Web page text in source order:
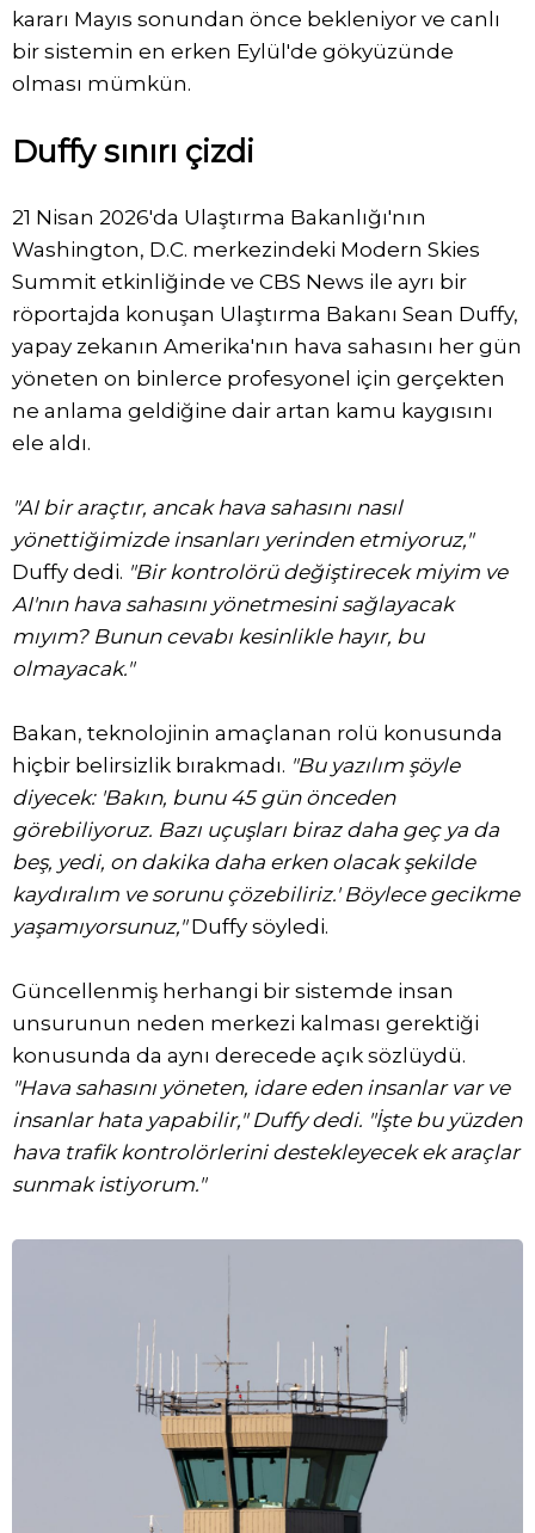
kararı Mayıs sonundan önce bekleniyor ve canlı
bir sistemin en erken Eylül'de gökyüzünde
olması mümkün.
Duffy sınırı çizdi
21 Nisan 2026'da Ulaştırma Bakanlığı'nın
Washington, D.C. merkezindeki Modern Skies
Summit etkinliğinde ve CBS News ile ayrı bir
röportajda konuşan Ulaştırma Bakanı Sean Duffy,
yapay zekanın Amerika'nın hava sahasını her gün
yöneten on binlerce profesyonel için gerçekten
ne anlama geldiğine dair artan kamu kaygısını
ele aldı.
"AI bir araçtır, ancak hava sahasını nasıl
yönettiğimizde insanları yerinden etmiyoruz,"
Duffy dedi. "Bir kontrolörü değiştirecek miyim ve
AI'nın hava sahasını yönetmesini sağlayacak
mıyım? Bunun cevabı kesinlikle hayır, bu
olmayacak."
Bakan, teknolojinin amaçlanan rolü konusunda
hiçbir belirsizlik bırakmadı. "Bu yazılım şöyle
diyecek: 'Bakın, bunu 45 gün önceden
görebiliyoruz. Bazı uçuşları biraz daha geç ya da
beş, yedi, on dakika daha erken olacak şekilde
kaydıralım ve sorunu çözebiliriz.' Böylece gecikme
yaşamıyorsunuz,"Duffy söyledi.
Güncellenmiş herhangi bir sistemde insan
unsurunun neden merkezi kalması gerektiği
konusunda da aynı derecede açık sözlüydü.
"Hava sahasını yöneten, idare eden insanlar var ve
insanlar hata yapabilir," Duffy dedi. "İşte bu yüzden
hava trafik kontrolörlerini destekleyecek ek araçlar
sunmak istiyorum."